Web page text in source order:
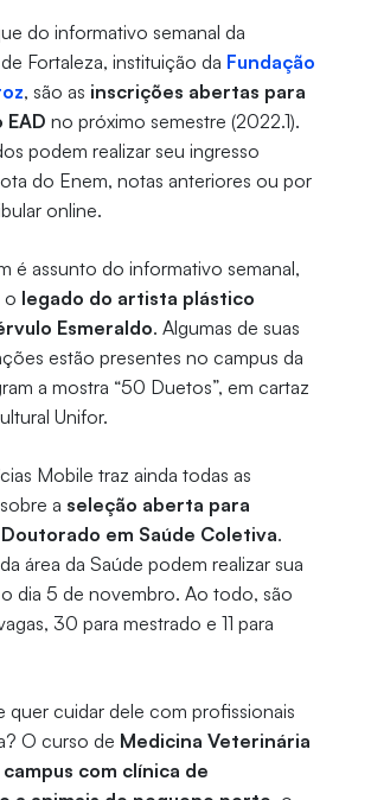
do informativo semanal da
Fortaleza, instituição da Fundação
, são as inscrições abertas para
EAD no próximo semestre (2022.1).
podem realizar seu ingresso
do Enem, notas anteriores ou por
online.
é assunto do informativo semanal,
o legado do artista plástico
Esmeraldo. Algumas de suas
estão presentes no campus da
a mostra “50 Duetos”, em cartaz
Unifor.
Mobile traz ainda todas as
a seleção aberta para
em Saúde Coletiva.
área da Saúde podem realizar sua
dia 5 de novembro. Ao todo, são
30 para mestrado e 11 para
quer cuidar dele com profissionais
O curso de Medicina Veterinária
com clínica de